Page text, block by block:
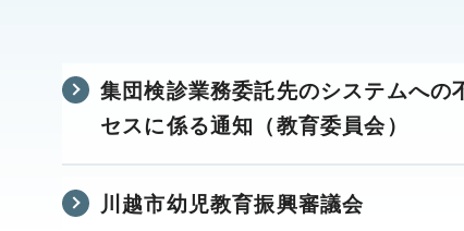
集団検診業務委託先のシステムへの
セスに係る通知（教育委員会）
川越市幼児教育振興審議会